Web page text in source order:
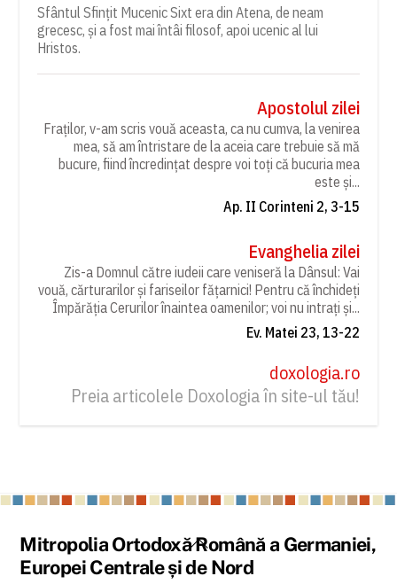
Sfântul Sfințit Mucenic Sixt era din Atena, de neam
grecesc, și a fost mai întâi filosof, apoi ucenic al lui
Hristos.
Apostolul zilei
Fraților, v-am scris vouă aceasta, ca nu cumva, la venirea
mea, să am întristare de la aceia care trebuie să mă
bucure, fiind încredințat despre voi toți că bucuria mea
este și...
Ap. II Corinteni 2, 3-15
Evanghelia zilei
Zis-a Domnul către iudeii care veniseră la Dânsul: Vai
vouă, cărturarilor și fariseilor fățarnici! Pentru că închideți
Împărăția Cerurilor înaintea oamenilor; voi nu intrați și...
Ev. Matei 23, 13-22
doxologia.ro
Preia articolele Doxologia în site-ul tău!
Back
To
Mitropolia Ortodoxă Română a Germaniei,
Europei Centrale și de Nord